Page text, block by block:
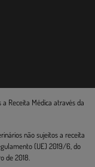
Receita Médica através da
não sujeitos a receita
(UE) 2019/6, do
de 2018.